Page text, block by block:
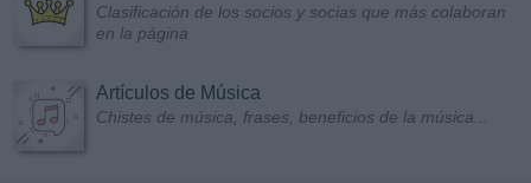
Clasificación de los socios y socias que más colaboran
en la página
Artículos de Música
Chistes de música, frases, beneficios de la música...